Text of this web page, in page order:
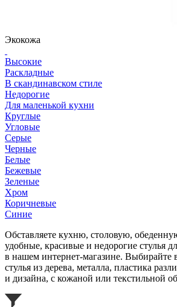
Экокожа
Высокие
Раскладные
В скандинавском стиле
Недорогие
Для маленькой кухни
Круглые
Угловые
Серые
Черные
Белые
Бежевые
Зеленые
Хром
Коричневые
Синие
Обставляете кухню, столовую,
удобные, красивые и недорогие стулья
в нашем интернет-магазине. Выбирайте
стулья из дерева, металла, пластика
и дизайна, с кожаной или текстильной